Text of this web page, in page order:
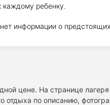
каждому ребенку.
информации о
цене. На странице
отдыха по описанию,